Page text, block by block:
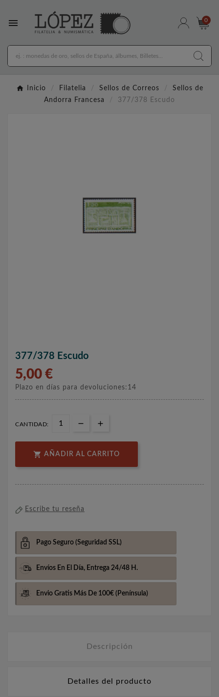
 0
Inicio Filatelia Sellos de Correos
Sellos de
Andorra Francesa
377/378 Escudo
377/378 Escudo
5,00 €
Plazo en días para devoluciones:14
CANTIDAD:
 AÑADIR AL CARRITO
Escribe tu reseña
Pago Seguro (Seguridad SSL)
Envíos En El Día, Entrega 24/48 H.
Envio Gratis Más De 100€ (Península)
Descripción
Detalles del producto